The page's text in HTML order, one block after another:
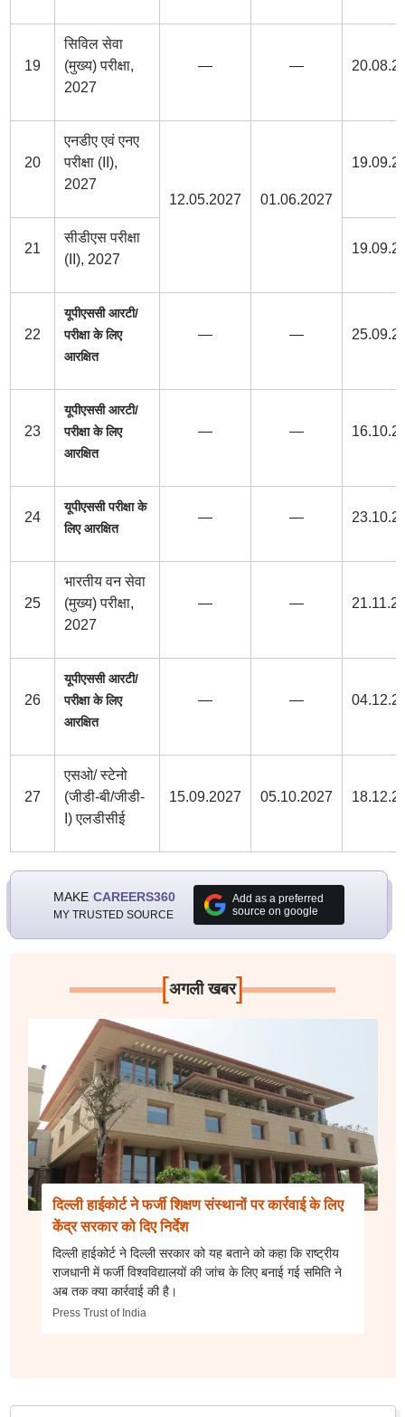
19
सिविल सेवा
(मुख्य) परीक्षा,
2027
— —
20
एनडीए एवं एनए
परीक्षा (II),
2027
12.05.2027
01.06.2027
21
सीडीएस परीक्षा
(II), 2027
22
यूपीएससी आरटी/
परीक्षा के लिए
आरक्षित
— —
23
यूपीएससी आरटी/
परीक्षा के लिए
आरक्षित
— —
24
यूपीएससी परीक्षा के
लिए आरक्षित
— —
25
भारतीय वन सेवा
(मुख्य) परीक्षा,
2027
— —
26
यूपीएससी आरटी/
परीक्षा के लिए
आरक्षित
— —
27
एसओ/ स्टेनो
(जीडी-बी/जीडी-
I) एलडीसीई
15.09.2027 05.10.2027
MAKE CAREERS360
MY TRUSTED SOURCE
Add as a preferred
source on google
[अगली खबर]
दिल्ली हाईकोर्ट ने फर्जी शिक्षण संस्थानों पर कार्रवाई के लिए
केंद्र सरकार को दिए निर्देश
दिल्ली हाईकोर्ट ने दिल्ली सरकार को यह बताने को कहा कि राष्ट्रीय
राजधानी में फर्जी विश्वविद्यालयों की जांच के लिए बनाई गई समिति ने
अब तक क्या कार्रवाई की है।
Press Trust of India